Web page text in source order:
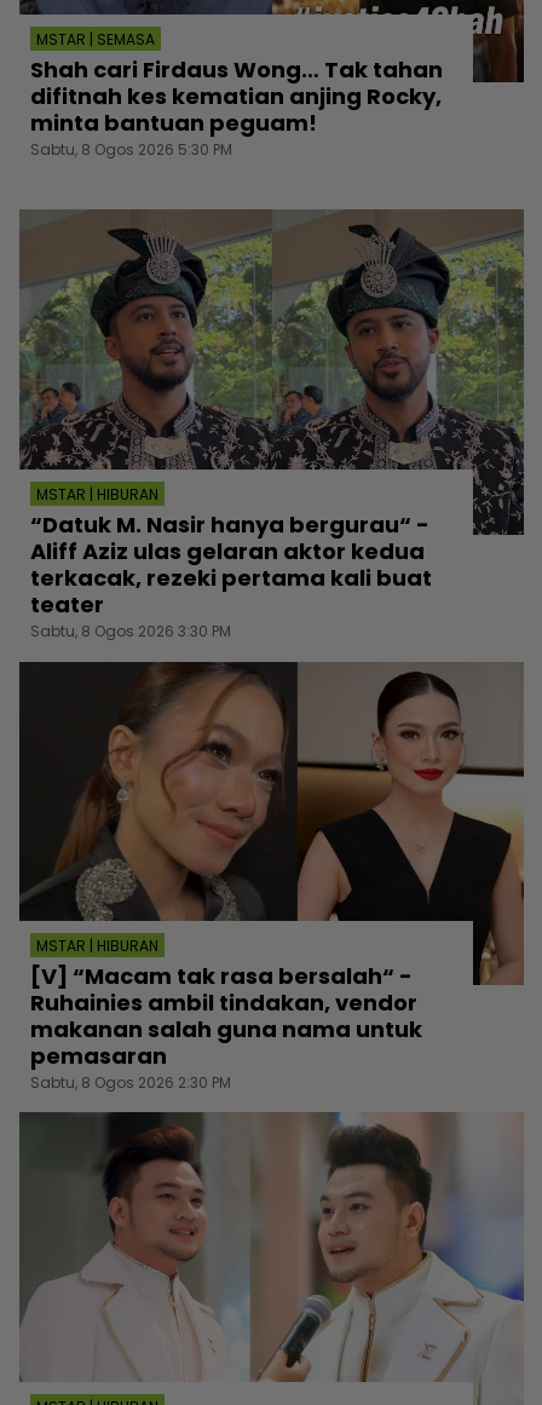
MSTAR | SEMASA
Shah cari Firdaus Wong… Tak tahan
difitnah kes kematian anjing Rocky,
minta bantuan peguam!
Sabtu, 8 Ogos 2026 5:30 PM
MSTAR | HIBURAN
“Datuk M. Nasir hanya bergurau“ -
Aliff Aziz ulas gelaran aktor kedua
terkacak, rezeki pertama kali buat
teater
Sabtu, 8 Ogos 2026 3:30 PM
MSTAR | HIBURAN
[V] “Macam tak rasa bersalah“ -
Ruhainies ambil tindakan, vendor
makanan salah guna nama untuk
pemasaran
Sabtu, 8 Ogos 2026 2:30 PM